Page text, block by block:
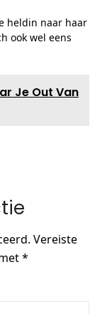
heldin naar haar
ook wel eens
Je Out Van
Vereiste
*